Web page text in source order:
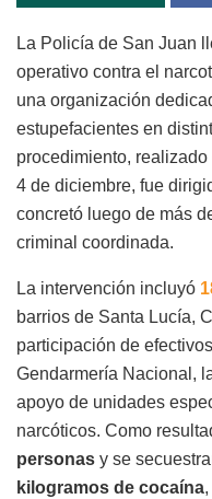
La Policía de San Juan
operativo contra el
una organización
estupefacientes en
procedimiento,
4 de diciembre, fue
concretó luego de más
criminal coordinada.
La intervención incluyó
barrios de Santa Lucía,
participación de
Gendarmería Nacional,
apoyo de unidades
narcóticos. Como
personas y se
kilogramos de cocaína